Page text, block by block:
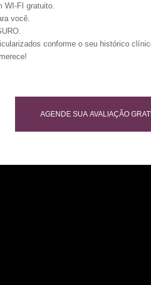
WI-FI gratuito.
você.
conforme o seu histórico
AGENDE SUA AVALIAÇÃO